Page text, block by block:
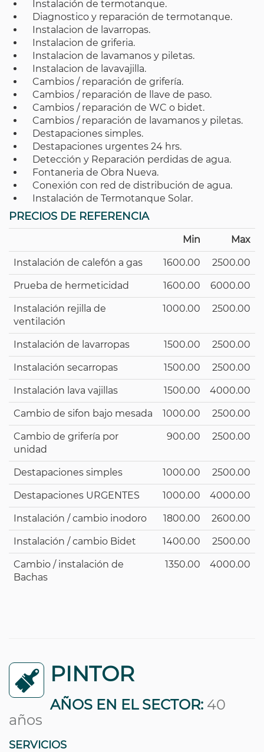
Instalación de termotanque.
Diagnostico y reparación de termotanque.
Instalacion de lavarropas.
Instalacion de griferia.
Instalacion de lavamanos y piletas.
Instalacion de lavavajilla.
Cambios / reparación de grifería.
Cambios / reparación de llave de paso.
Cambios / reparación de WC o bidet.
Cambios / reparación de lavamanos y piletas.
Destapaciones simples.
Destapaciones urgentes 24 hrs.
Detección y Reparación perdidas de agua.
Fontaneria de Obra Nueva.
Conexión con red de distribución de agua.
Instalación de Termotanque Solar.
PRECIOS DE REFERENCIA
Min Max
Instalación de calefón a gas 1600.00 2500.00
Prueba de hermeticidad 1600.00 6000.00
Instalación rejilla de
ventilación
1000.00 2500.00
Instalación de lavarropas 1500.00 2500.00
Instalación secarropas 1500.00 2500.00
Instalación lava vajillas 1500.00 4000.00
Cambio de sifon bajo mesada 1000.00 2500.00
Cambio de grifería por
unidad
900.00 2500.00
Destapaciones simples 1000.00 2500.00
Destapaciones URGENTES 1000.00 4000.00
Instalación / cambio inodoro 1800.00 2600.00
Instalación / cambio Bidet 1400.00 2500.00
Cambio / instalación de
Bachas
1350.00 4000.00
PINTOR
AÑOS EN EL SECTOR: 40
años
SERVICIOS